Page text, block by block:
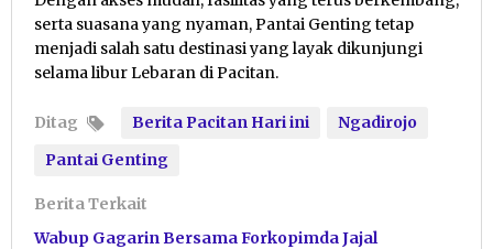
serta suasana yang nyaman, Pantai Genting tetap
menjadi salah satu destinasi yang layak dikunjungi
selama libur Lebaran di Pacitan.
Ditag Berita Pacitan Hari ini
Ngadirojo
Pantai Genting
Berita Terkait
Wabup Gagarin Bersama Forkopimda Jajal